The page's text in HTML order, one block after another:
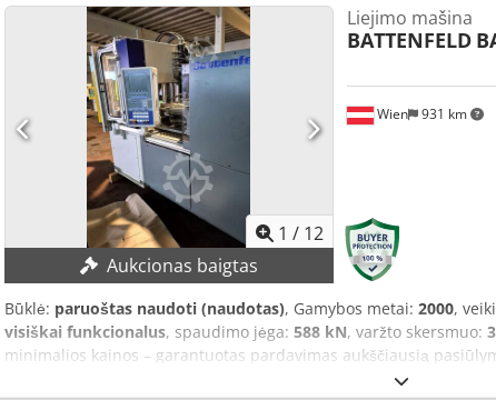
1 / 12
Aukcionas baigtas
Wien 931 km
Liejimo mašina
BATTENFELD
Būklė: paruoštas naudoti (naudotas), Gamybos metai: 2000,
visiškai funkcionalus, spaudimo jėga: 588 kN, varžto skersmuo:
minimalios kainos – garantuotas pardavimas aukščiausią
Uždarymo jėga: 60 t Sraigto skersmuo: 30 mm Įpurškimo svoris: